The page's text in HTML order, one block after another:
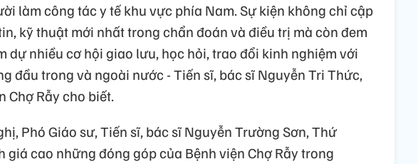
làm công tác y tế khu vực phía Nam. Sự kiện không chỉ cập
kỹ thuật mới nhất trong chẩn đoán và điều trị mà còn đem
dự nhiều cơ hội giao lưu, học hỏi, trao đổi kinh nghiệm với
đầu trong và ngoài nước - Tiến sĩ, bác sĩ Nguyễn Tri Thức,
Chợ Rẫy cho biết.
Phó Giáo sư, Tiến sĩ, bác sĩ Nguyễn Trường Sơn, Thứ
giá cao những đóng góp của Bệnh viện Chợ Rẫy trong